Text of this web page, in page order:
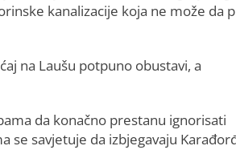
kanalizacije koja ne može da
na Laušu potpuno obustavi, a
da konačno prestanu ignorisati
se savjetuje da izbjegavaju